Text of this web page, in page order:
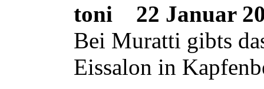
toni
22 Januar
Bei Muratti gibts
Eissalon in